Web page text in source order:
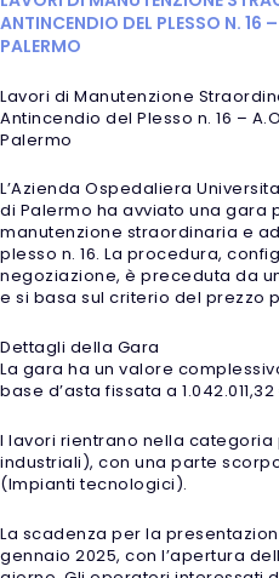
ANTINCENDIO DEL PLESSO N.
PALERMO
Lavori di Manutenzione
Antincendio del Plesso n. 16 –
Palermo
L’Azienda Ospedaliera
di Palermo ha avviato una gara
manutenzione straordinaria e
plesso n. 16. La procedura,
negoziazione, è preceduta da
e si basa sul criterio del prezzo
Dettagli della Gara
La gara ha un valore
base d’asta fissata a
I lavori rientrano nella categoria
industriali), con una parte
(Impianti tecnologici).
La scadenza per la
gennaio 2025, con l’apertura